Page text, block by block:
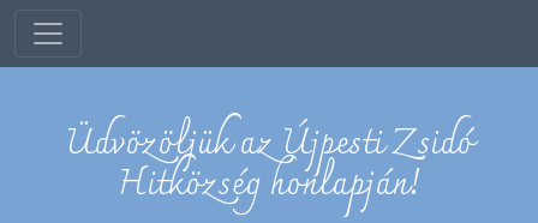
Üdvözöljük az Újpesti Zsidó
Hitközség honlapján!